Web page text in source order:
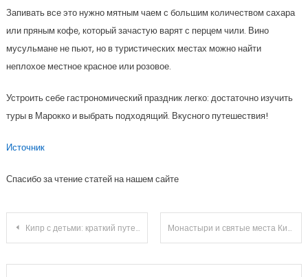
Запивать все это нужно мятным чаем с большим количеством сахара
или пряным кофе, который зачастую варят с перцем чили. Вино
мусульмане не пьют, но в туристических местах можно найти
неплохое местное красное или розовое.
Устроить себе гастрономический праздник легко: достаточно изучить
туры в Марокко и выбрать подходящий. Вкусного путешествия!
Источник
Спасибо за чтение статей на нашем сайте
Навигация
Кипр с детьми: краткий путеводитель по лучшим местам острова Монастыри и святые места Кипра